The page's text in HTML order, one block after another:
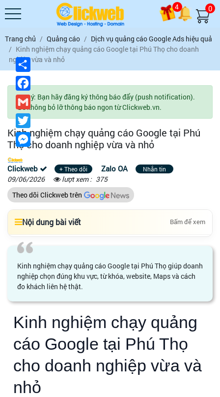
4 0
Trang chủ Quảng cáo
Dịch vụ quảng cáo Google Ads hiệu quả
Kinh nghiệm chạy quảng cáo Google tại Phú Thọ cho doanh
nghiệp vừa và nhỏ
Lưu ý: Bạn hãy đăng ký thông báo đẩy (push notification).
Để không bỏ lỡ thông báo ngon từ Clickweb.vn.
Kinh nghiệm chạy quảng cáo Google tại Phú
Thọ cho doanh nghiệp vừa và nhỏ
Clickweb + Theo dõi Zalo OA Nhắn tin
09/06/2026 lượt xem : 375
Theo dõi Clickweb trên
Nội dung bài viết Bấm để xem
Kinh nghiệm chạy quảng cáo Google tại Phú Thọ giúp doanh
nghiệp chọn đúng khu vực, từ khóa, website, Maps và cách
đo khách liên hệ thật.
Kinh nghiệm chạy quảng
cáo Google tại Phú Thọ
cho doanh nghiệp vừa và
nhỏ
Chia
sẻ
Gmail
Twitter
Messenger